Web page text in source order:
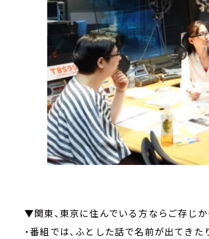
▼関東、東京に住んでいる方ならご存じか
・番組では、ふとした話で名前が出てき